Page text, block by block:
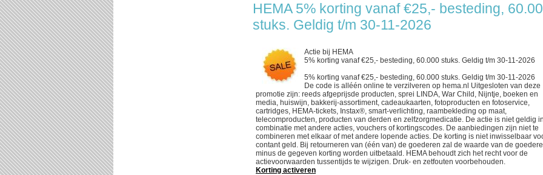
HEMA 5% korting vanaf €25,- besteding,
stuks. Geldig t/m 30-11-2026
Actie bij HEMA
5% korting vanaf €25,- besteding, 60.000 stuks. Geldig t/m 30-11-2026
5% korting vanaf €25,- besteding, 60.000 stuks. Geldig t/m 30-11-2026
De code is alléén online te verzilveren op hema.nl Uitgesloten van deze
promotie zijn: reeds afgeprijsde producten, sprei LINDA, War Child, Nijntje, boeken en
media, huiswijn, bakkerij-assortiment, cadeaukaarten, fotoproducten en fotoservice,
cartridges, HEMA-tickets, Instax®, smart-verlichting, raambekleding op maat,
telecomproducten, producten van derden en zelfzorgmedicatie. De actie is niet geldig
combinatie met andere acties, vouchers of kortingscodes. De aanbiedingen zijn niet te
combineren met elkaar of met andere lopende acties. De korting is niet inwisselbaar
contant geld. Bij retourneren van (één van) de goederen zal de waarde van de
minus de gegeven korting worden uitbetaald. HEMA behoudt zich het recht voor de
actievoorwaarden tussentijds te wijzigen. Druk- en zetfouten voorbehouden.
Korting activeren